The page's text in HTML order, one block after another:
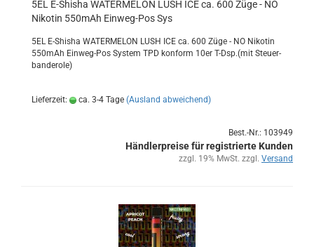
5EL E-​Shi­sha WA­TER­ME­LON LUSH ICE ca. 600 Züge - NO
Ni­ko­tin 550mAh Einweg-​​Pos Sys
5EL E-​Shisha WA­TER­ME­LON LUSH ICE ca. 600 Züge - NO Ni­ko­tin
550mAh Einweg-​Pos Sys­tem TPD kon­form 10er T-Dsp.(mit Steu­er­
ban­de­ro­le)
Lieferzeit: ca. 3-4 Tage (Ausland abweichend)
Best.-Nr.: 103949
Händlerpreise für registrierte Kunden
zzgl. 19% MwSt. zzgl. Versand